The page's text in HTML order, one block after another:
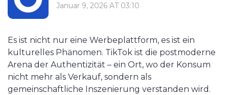
Januar 9, 2026 AT 03:10
Es ist nicht nur eine Werbeplattform, es ist ein
kulturelles Phänomen. TikTok ist die postmoderne
Arena der Authentizität – ein Ort, wo der Konsum
nicht mehr als Verkauf, sondern als
gemeinschaftliche Inszenierung verstanden wird.